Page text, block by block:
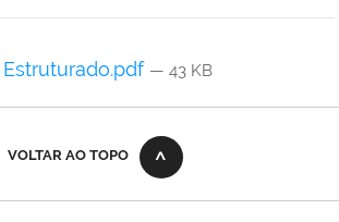
— 43 KB
VOLTAR AO TOPO